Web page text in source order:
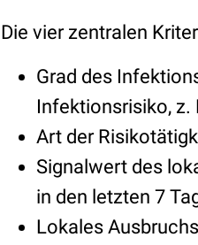
Die vier zentralen
Grad des
Infektionsrisiko,
Art der
Signalwert des
in den letzten 7
Lokales